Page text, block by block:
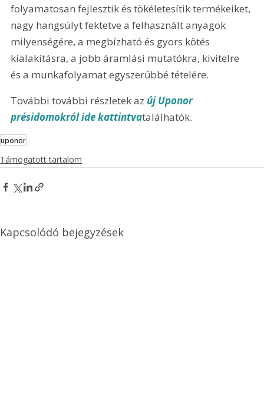
folyamatosan fejlesztik és tökéletesítik termékeiket,
nagy hangsúlyt fektetve a felhasznált anyagok
milyenségére, a megbízható és gyors kötés
kialakításra, a jobb áramlási mutatókra, kivitelre
és a munkafolyamat egyszerűbbé tételére.
További további részletek az új Uponor
présidomokról ide kattintvatalálhatók.
uponor
Támogatott tartalom
Kapcsolódó bejegyzések